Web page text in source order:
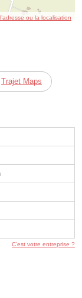
ou la localisation
Trajet Maps
C'est votre entreprise ?